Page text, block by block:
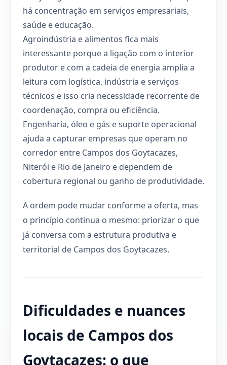
há concentração em serviços empresariais,
saúde e educação.
Agroindústria e alimentos fica mais
interessante porque a ligação com o interior
produtor e com a cadeia de energia amplia a
leitura com logística, indústria e serviços
técnicos e isso cria necessidade recorrente de
coordenação, compra ou eficiência.
Engenharia, óleo e gás e suporte operacional
ajuda a capturar empresas que operam no
corredor entre Campos dos Goytacazes,
Niterói e Rio de Janeiro e dependem de
cobertura regional ou ganho de produtividade.
A ordem pode mudar conforme a oferta, mas
o princípio continua o mesmo: priorizar o que
já conversa com a estrutura produtiva e
territorial de Campos dos Goytacazes.
Dificuldades e nuances
locais de Campos dos
Goytacazes: o que